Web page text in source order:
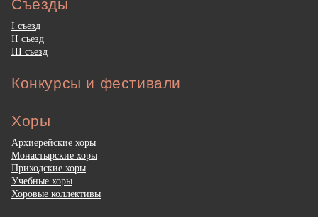
Съезды
I съезд
II съезд
III съезд
Конкурсы и фестивали
Хоры
Архиерейские хоры
Монастырские хоры
Приходские хоры
Учебные хоры
Хоровые коллективы